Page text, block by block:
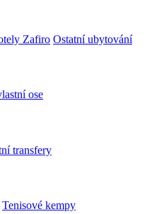
Zafiro Ostatní ubytování
ose
transfery
Tenisové kempy